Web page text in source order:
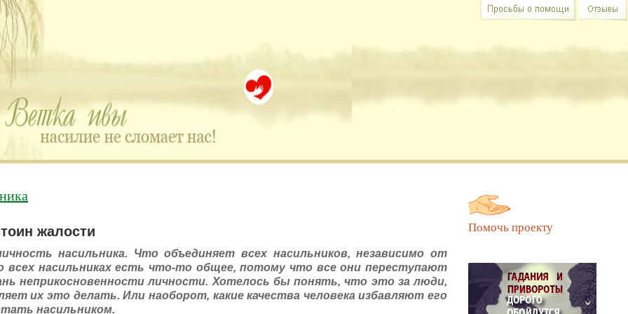
много историй, авторы которых остро нуждаются в Вашем участии и совете.
жалости
насильника. Что объединяет всех насильников, независимо от
всех насильниках есть что-то общее, потому что все они переступают
неприкосновенности личности. Хотелось бы понять, что это за люди,
их это делать. Или наоборот, какие качества человека избавляют его
насильником.
Помочь проекту